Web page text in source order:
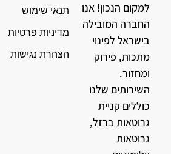
למקום הנכון! אנו
החברה המובילה
בישראל לפינוי
מתכות, פירוק
ומחזור.
השירותים שלנו
כוללים קניית
גרוטאות ברזל,
גרוטאות
תנאי שימוש
מדיניות פרטיות
הצהרת נגישות